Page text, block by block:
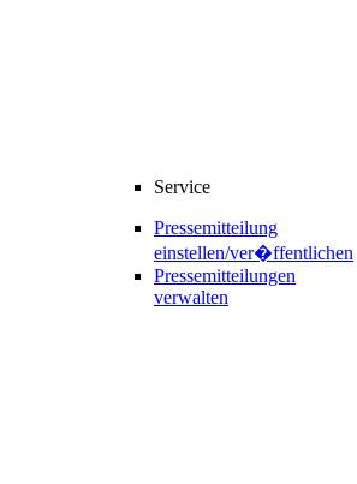
Service
Pressemitteilung
einstellen/ver�ffentlichen
Pressemitteilungen
verwalten